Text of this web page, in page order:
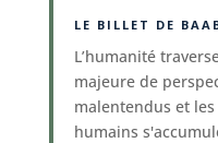
LE BILLET DE
L’humanité
majeure de
malentendus et
humains